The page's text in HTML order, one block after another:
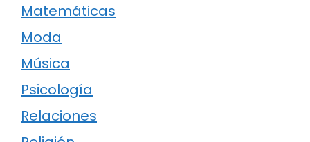
Matemáticas
Moda
Música
Psicología
Relaciones